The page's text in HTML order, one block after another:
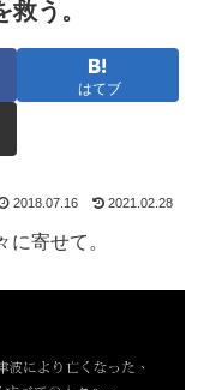
う。
はてブ
2018.07.16 2021.02.28
寄せて。